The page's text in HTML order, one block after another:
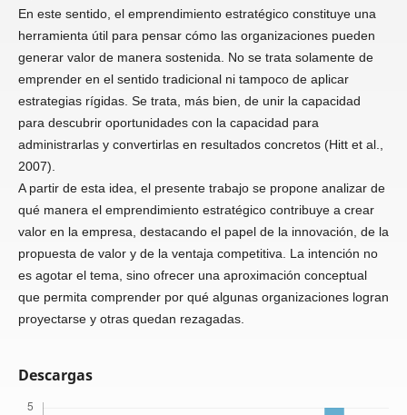
En este sentido, el emprendimiento estratégico constituye una
herramienta útil para pensar cómo las organizaciones pueden
generar valor de manera sostenida. No se trata solamente de
emprender en el sentido tradicional ni tampoco de aplicar
estrategias rígidas. Se trata, más bien, de unir la capacidad
para descubrir oportunidades con la capacidad para
administrarlas y convertirlas en resultados concretos (Hitt et al.,
2007).
A partir de esta idea, el presente trabajo se propone analizar de
qué manera el emprendimiento estratégico contribuye a crear
valor en la empresa, destacando el papel de la innovación, de la
propuesta de valor y de la ventaja competitiva. La intención no
es agotar el tema, sino ofrecer una aproximación conceptual
que permita comprender por qué algunas organizaciones logran
proyectarse y otras quedan rezagadas.
Descargas